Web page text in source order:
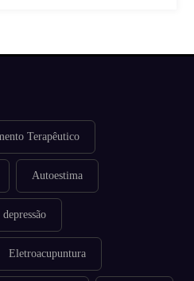
Terapêutico
Autoestima
depressão
Eletroacupuntura